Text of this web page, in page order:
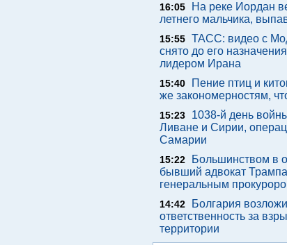
16:05
На реке Иордан
летнего мальчика,
15:55 ТАСС: видео с
снято до его
лидером Ирана
15:40
Пение птиц и
же закономерностям,
15:23
1038-й день
Ливане и Сирии,
Самарии
15:22
Большинством в
бывший адвокат
генеральным
14:42
Болгария
ответственность за
территории